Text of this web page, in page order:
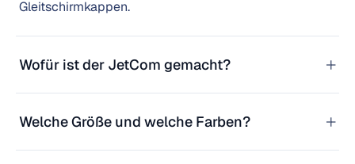
Gleitschirmkappen.
Wofür ist der JetCom gemacht? +
Welche Größe und welche Farben? +